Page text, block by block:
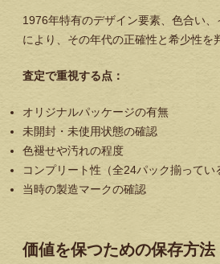
1976年特有のデザイン要素、色合い
により、その年代の正確性と希少性を
査定で重視する点：
オリジナルパッケージの有無
未開封・未使用状態の確認
色褪せや汚れの程度
コンプリート性（全24パック揃ってい
当時の製造マークの確認
価値を保つための保存方法